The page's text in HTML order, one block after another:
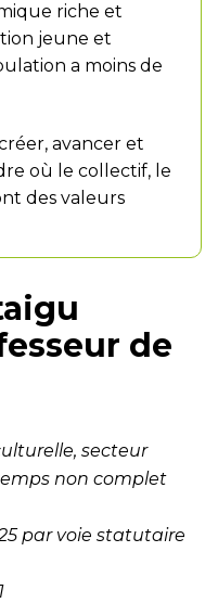
riche et
jeune et
a moins de
avancer et
où le collectif, le
des valeurs
de
secteur
non complet
par voie statutaire